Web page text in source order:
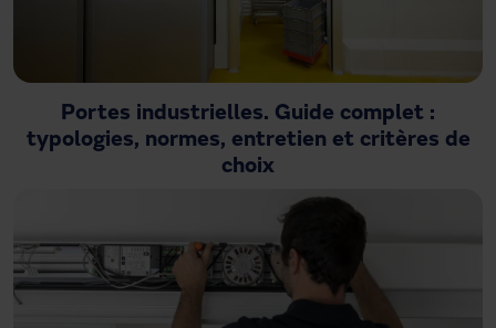
Portes industrielles. Guide complet :
typologies, normes, entretien et critères de
choix